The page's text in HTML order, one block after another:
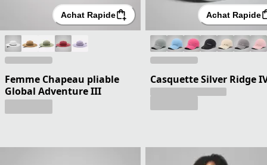
Achat Rapide
Femme Chapeau pliable
Global Adventure III
Achat Rapide
Casquette Silver Ridge